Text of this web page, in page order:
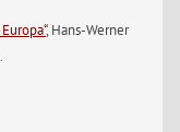
, Hans-Werner